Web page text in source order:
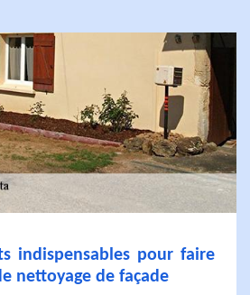
indispensables pour faire
nettoyage de façade